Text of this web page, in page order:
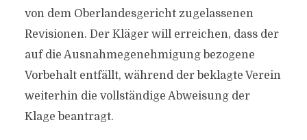
von dem Oberlandesgericht zugelassenen
Revisionen. Der Kläger will erreichen, dass der
auf die Ausnahmegenehmigung bezogene
Vorbehalt entfällt, während der beklagte Verein
weiterhin die vollständige Abweisung der
Klage beantragt.